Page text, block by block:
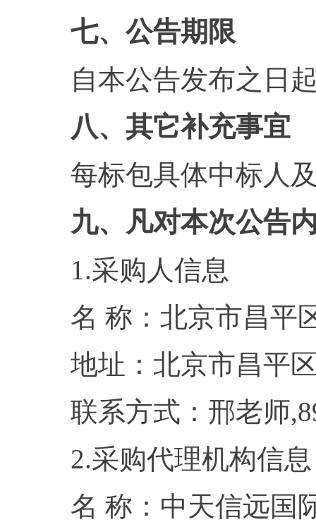
七、公告期限
自本公告发布之日
八、其它补充事宜
每标包具体中标人
九、凡对本次公告
1.采购人信息
名 称：北京市
地址：北京
联系方式：
2.采购代理机构信息
名 称：中天信远国